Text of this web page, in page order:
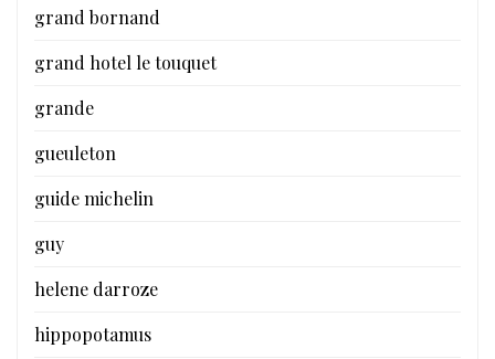
grand bornand
grand hotel le touquet
grande
gueuleton
guide michelin
guy
helene darroze
hippopotamus